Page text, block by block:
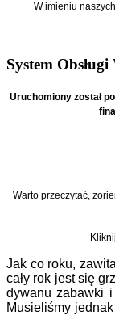
W imieniu
System
Uruchomiony został
Warto przeczytać,
Kliknij
Jak co roku,
cały rok jest się
dywanu zabawki i
Musieliśmy